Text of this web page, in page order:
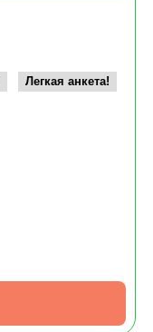
Легкая анкета!